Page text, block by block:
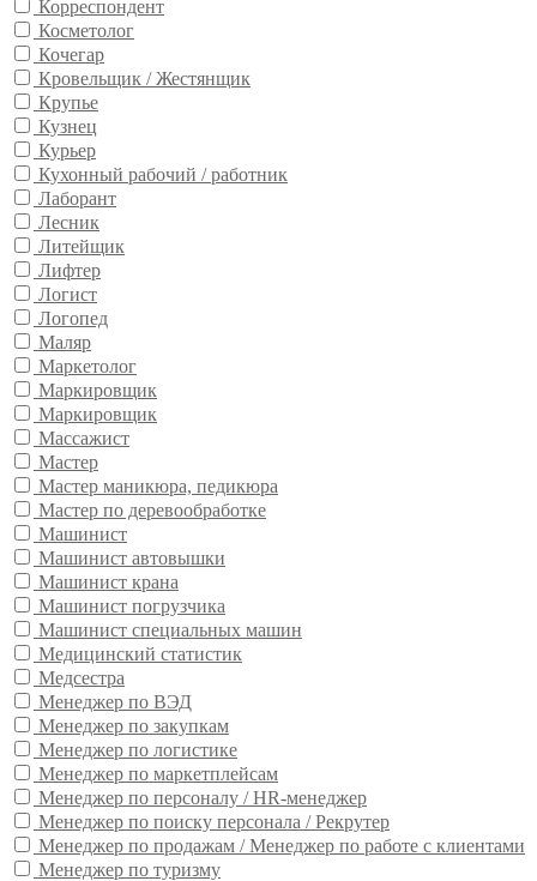
Корреспондент
Косметолог
Кочегар
Кровельщик / Жестянщик
Крупье
Кузнец
Курьер
Кухонный рабочий / работник
Лаборант
Лесник
Литейщик
Лифтер
Логист
Логопед
Маляр
Маркетолог
Маркировщик
Маркировщик
Массажист
Мастер
Мастер маникюра, педикюра
Мастер по деревообработке
Машинист
Машинист автовышки
Машинист крана
Машинист погрузчика
Машинист специальных машин
Медицинский статистик
Медсестра
Менеджер по ВЭД
Менеджер по закупкам
Менеджер по логистике
Менеджер по маркетплейсам
Менеджер по персоналу / HR-менеджер
Менеджер по поиску персонала / Рекрутер
Менеджер по продажам / Менеджер по работе с клиентами
Менеджер по туризму